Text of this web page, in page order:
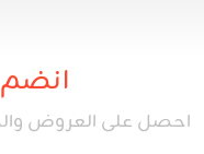
انضم
احصل على العروض